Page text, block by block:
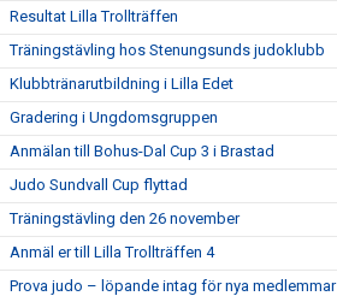
Resultat Lilla Trollträffen
Träningstävling hos Stenungsunds judoklubb
Klubbtränarutbildning i Lilla Edet
Gradering i Ungdomsgruppen
Anmälan till Bohus-Dal Cup 3 i Brastad
Judo Sundvall Cup flyttad
Träningstävling den 26 november
Anmäl er till Lilla Trollträffen 4
Prova judo – löpande intag för nya medlemmar